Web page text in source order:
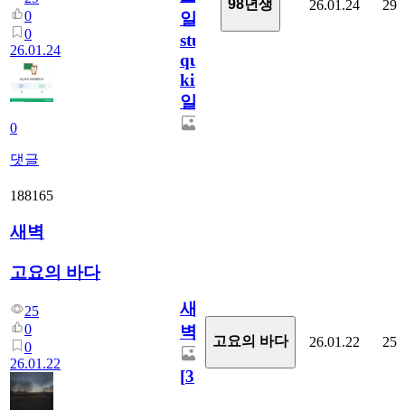
0
0
26.01.24
0
댓글
일/English
study
quiz
king542
일
98년생 26.01.24 29
188165
새벽
고요의 바다
25
0
0
26.01.22
새
벽
[3]
고요의 바다 26.01.22 25